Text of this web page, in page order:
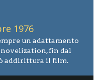
1976
un adattamento
fin dal
addirittura il film.